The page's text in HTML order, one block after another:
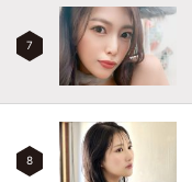
7
8